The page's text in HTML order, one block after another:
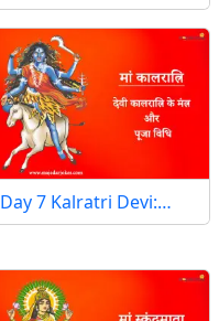
Day 7 Kalratri Devi:…